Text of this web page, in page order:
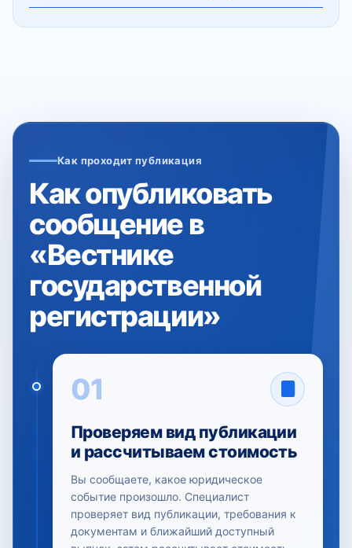
Как проходит публикация
Как опубликовать
сообщение в
«Вестнике
государственной
регистрации»
01
Проверяем вид публикации
и рассчитываем стоимость
Вы сообщаете, какое юридическое
событие произошло. Специалист
проверяет вид публикации, требования к
документам и ближайший доступный